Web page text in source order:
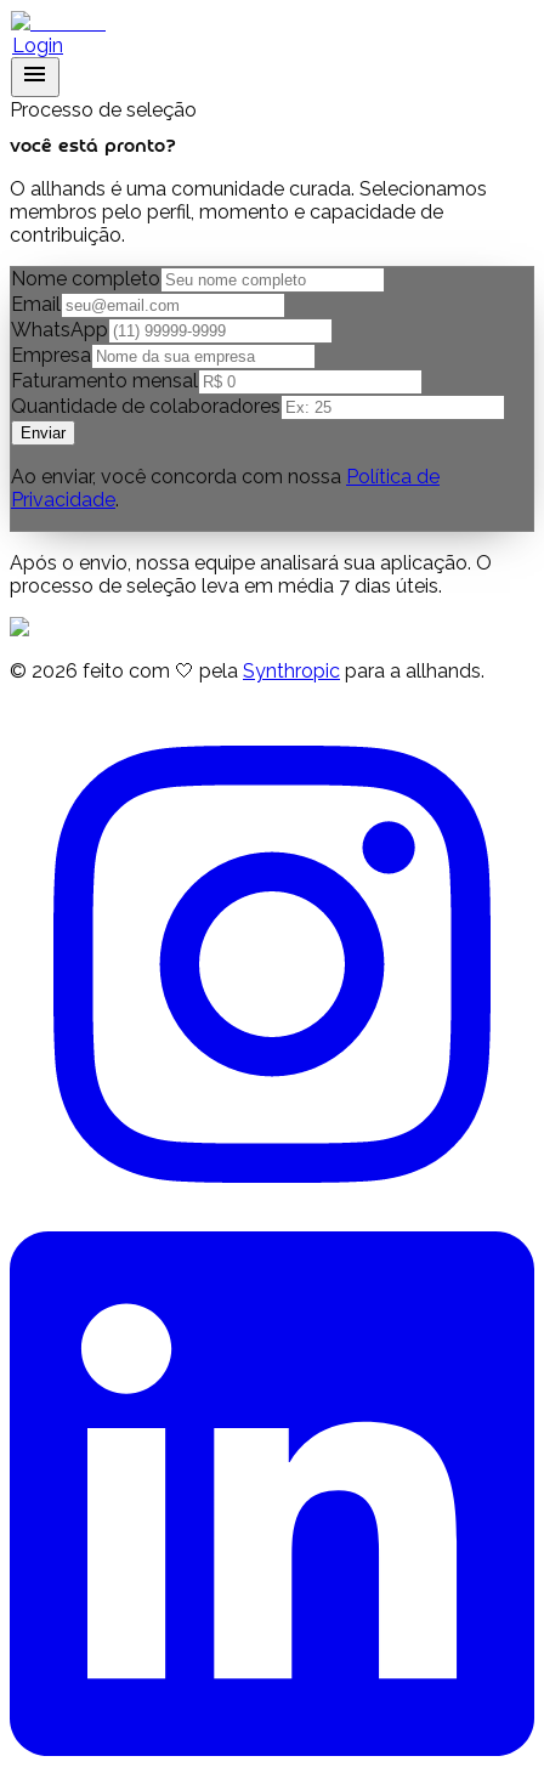
Login
menu
Processo de seleção
você está pronto?
O allhands é uma comunidade curada. Selecionamos
membros pelo perfil, momento e capacidade de
contribuição.
Nome completo
Email
WhatsApp
Empresa
Faturamento mensal
Quantidade de colaboradores
Enviar
Ao enviar, você concorda com nossa Política de
Privacidade.
Após o envio, nossa equipe analisará sua aplicação. O
processo de seleção leva em média 7 dias úteis.
© 2026 feito com 🤍 pela Synthropic para a allhands.